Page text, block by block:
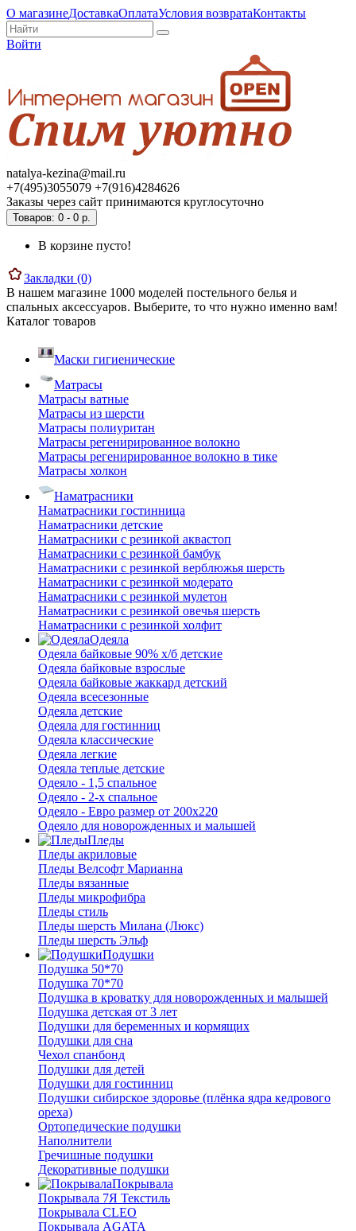
О магазинеДоставкаОплатаУсловия возвратаКонтакты
Войти
natalya-kezina@mail.ru
+7(495)3055079 +7(916)4284626
Заказы через сайт принимаются круглосуточно
Товаров: 0 - 0 р.
В корзине пусто!
Закладки (0)
В нашем магазине 1000 моделей постельного белья и
спальных аксессуаров. Выберите, то что нужно именно вам!
Каталог товаров
Маски гигиенические
Матрасы
Матрасы ватные
Матрасы из шерсти
Матрасы полиуритан
Матрасы регенирированное волокно
Матрасы регенирированное волокно в тике
Матрасы холкон
Наматрасники
Наматрасники гостинница
Наматрасники детские
Наматрасники с резинкой аквастоп
Наматрасники с резинкой бамбук
Наматрасники с резинкой верблюжья шерсть
Наматрасники с резинкой модерато
Наматрасники с резинкой мулетон
Наматрасники с резинкой овечья шерсть
Наматрасники с резинкой холфит
Одеяла
Одеяла байковые 90% х/б детские
Одеяла байковые взрослые
Одеяла байковые жаккард детский
Одеяла всесезонные
Одеяла детские
Одеяла для гостинниц
Одеяла классические
Одеяла легкие
Одеяла теплые детские
Одеяло - 1,5 спальное
Одеяло - 2-х спальное
Одеяло - Евро размер от 200х220
Одеяло для новорожденных и малышей
Пледы
Пледы акриловые
Пледы Велсофт Марианна
Пледы вязанные
Пледы микрофибра
Пледы стиль
Пледы шерсть Милана (Люкс)
Пледы шерсть Эльф
Подушки
Подушка 50*70
Подушка 70*70
Подушка в кроватку для новорожденных и малышей
Подушка детская от 3 лет
Подушки для беременных и кормящих
Подушки для сна
Чехол спанбонд
Подушки для детей
Подушки для гостинниц
Подушки сибирское здоровье (плёнка ядра кедрового
ореха)
Ортопедические подушки
Наполнители
Гречишные подушки
Декоративные подушки
Покрывала
Покрывала 7Я Текстиль
Покрывала CLEO
Покрывала AGATA